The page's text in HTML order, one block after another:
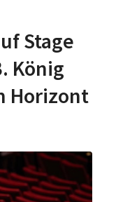
Stage
König
Horizont